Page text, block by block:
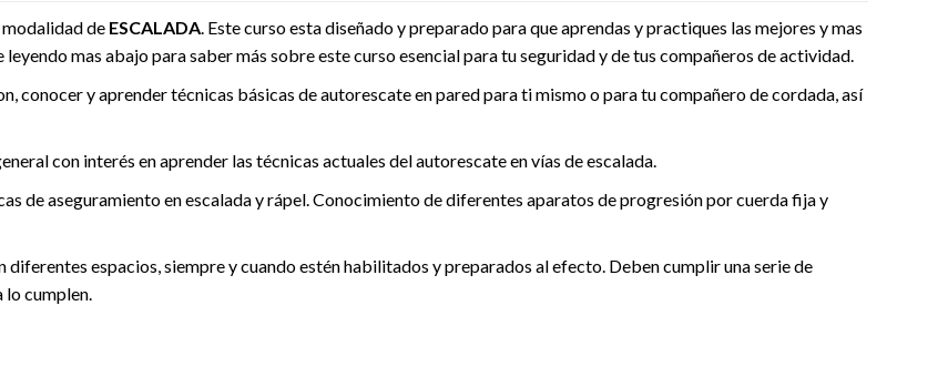
modalidad de ESCALADA. Este curso esta diseñado y preparado para que aprendas y practiques las mejores y mas
mas abajo para saber más sobre este curso esencial para tu seguridad y de tus compañeros de actividad.
conocer y aprender técnicas básicas de autorescate en pared para ti mismo o para tu compañero de cordada, así
con interés en aprender las técnicas actuales del autorescate en vías de escalada.
de aseguramiento en escalada y rápel. Conocimiento de diferentes aparatos de progresión por cuerda fija y
diferentes espacios, siempre y cuando estén habilitados y preparados al efecto. Deben cumplir una serie de
lo cumplen.